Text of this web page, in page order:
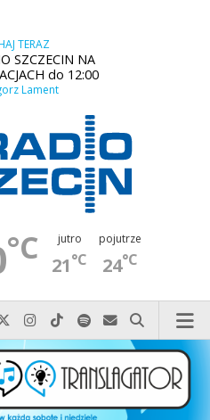
TERAZ
SZCZECIN NA
do 12:00
Lament
°C jutro
21°C
pojutrze
24°C
po prostu do nas zadzwoń
nas na Facebook-u
Odwiedź nas na X
Odwiedź nas na Instagram-ie
Odwiedź nas na TikTok-u
Szukaj nas na Spotify
Wyślij do nas
Szukaj